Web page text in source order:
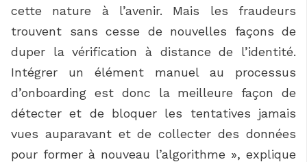
cette nature à l’avenir. Mais les fraudeurs
trouvent sans cesse de nouvelles façons de
duper la vérification à distance de l’identité.
Intégrer un élément manuel au processus
d’onboarding est donc la meilleure façon de
détecter et de bloquer les tentatives jamais
vues auparavant et de collecter des données
pour former à nouveau l’algorithme », explique